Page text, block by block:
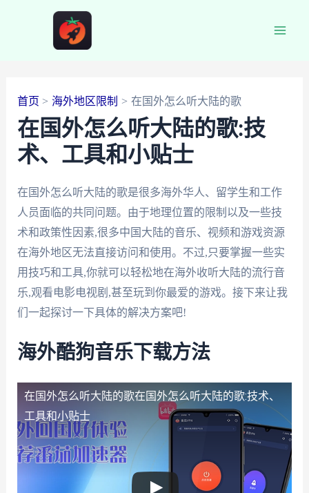
首页 海外地区限制 在国外怎么听大陆的歌
在国外怎么听大陆的歌:技
术、工具和小贴士
在国外怎么听大陆的歌是很多海外华人、留学生和工作
人员面临的共同问题。由于地理位置的限制以及一些技
术和政策性因素,很多中国大陆的音乐、视频和游戏资源
在海外地区无法直接访问和使用。不过,只要掌握一些实
用技巧和工具,你就可以轻松地在海外收听大陆的流行音
乐,观看电影电视剧,甚至玩到你最爱的游戏。接下来让我
们一起探讨一下具体的解决方案吧!
海外酷狗音乐下载方法
在国外怎么听大陆的歌在国外怎么听大陆的歌:技术、
工具和小贴士